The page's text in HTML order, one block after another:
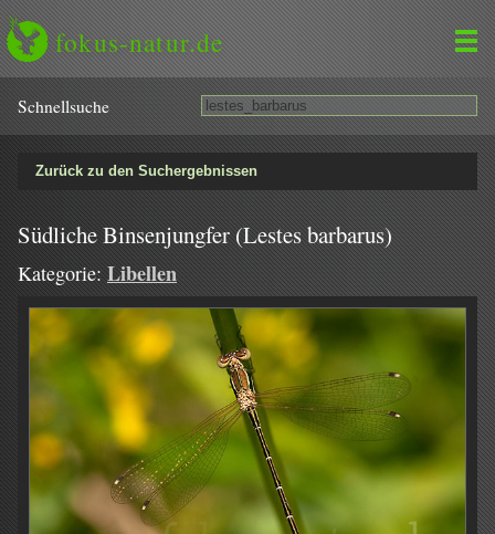
fokus-natur.de
Schnell­suche
Zurück zu den Suchergebnissen
Südliche Binsenjungfer (Lestes barbarus)
Kategorie: Libellen